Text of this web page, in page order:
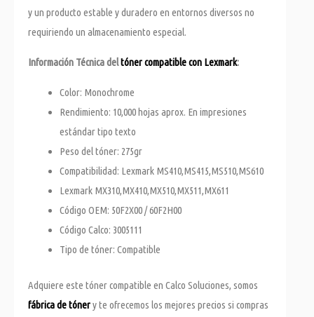
y un producto estable y duradero en entornos diversos no
requiriendo un almacenamiento especial.
Información Técnica deltóner compatible con Lexmark:
Color: Monochrome
Rendimiento: 10,000 hojas aprox. En impresiones
estándar tipo texto
Peso del tóner: 275gr
Compatibilidad: Lexmark MS410,MS415,MS510,MS610
Lexmark MX310,MX410,MX510,MX511,MX611
Código OEM: 50F2X00 / 60F2H00
Código Calco: 3005111
Tipo de tóner: Compatible
Adquiere este tóner compatible en Calco Soluciones, somos
fábrica de tónery te ofrecemos los mejores precios si compras